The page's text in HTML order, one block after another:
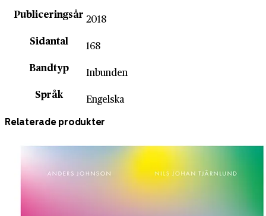
Publiceringsår 2018
Sidantal
168
Bandtyp
Inbunden
Språk
Engelska
Relaterade produkter